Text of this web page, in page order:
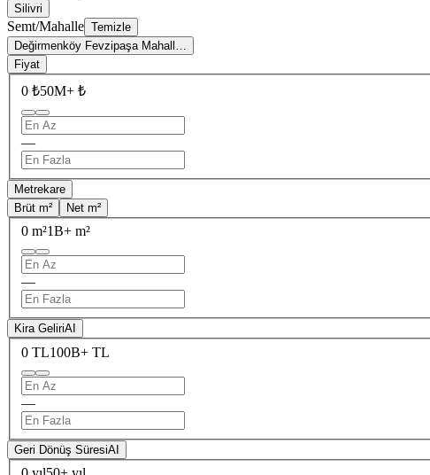
Silivri
Semt/Mahalle Temizle
Değirmenköy Fevzipaşa Mahall…
Fiyat
0 ₺50M+ ₺
—
Metrekare
Brüt m²
Net m²
0 m²1B+ m²
—
Kira GeliriAI
0 TL100B+ TL
—
Geri Dönüş SüresiAI